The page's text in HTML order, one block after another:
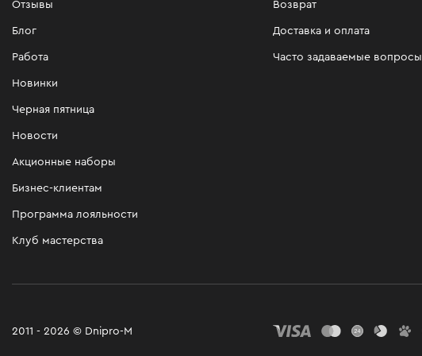
Отзывы
Блог
Работа
Новинки
Черная пятница
Новости
Акционные наборы
Бизнес-клиентам
Программа лояльности
Клуб мастерства
Возврат
Доставка и оплата
Часто задаваемые вопросы
2011 - 2026 © Dnipro-M